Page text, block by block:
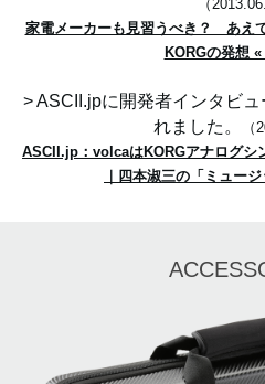
（
家電メーカーも見習うべき？ あえ
KORGの発想
> ASCII.jpに開発者インタビ
れました。
（
ASCII.jp：volcaはKORGアナログシ
｜四本淑三の「ミュー